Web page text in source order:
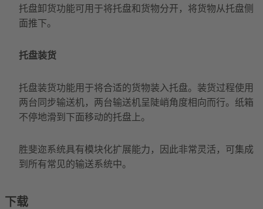
托盘卸货功能可用于将托盘和货物分开，将货物从托盘侧
面推下。
托盘装货
托盘装货功能用于将合适的货物装入托盘。装货过程使用
两台同步输送机，两台输送机呈陡峭角度相向而行。纸箱
不停地滑到下面移动的托盘上。
胜斐迩系统具有模块化扩展能力，因此非常灵活，可集成
到所有常见的输送系统中。
下载